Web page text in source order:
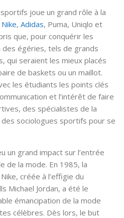
joue un grand rôle à la
Nike, Adidas, Puma, Uniqlo et
que, pour conquérir les
des égéries, tels de grands
qui seraient les mieux placés
de baskets ou un maillot.
les étudiants les points clés
et l’intérêt de faire
des spécialistes de la
sociologues sportifs pour se
un grand impact sur l’entrée
de la mode. En 1985, la
créée à l’effigie du
Michael Jordan, a été le
émancipation de la mode
célèbres. Dès lors, le but